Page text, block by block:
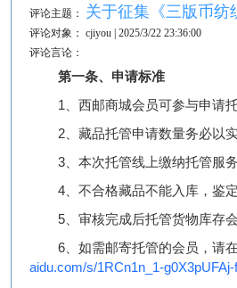
评论主题： 关于征集《三版币纺
评论对象：
cjiyou | 2025/3/22 23:36:00
评论言论：
第一条、申请标准
1、西邮商城会员可参与申请
2、藏品托管申请数量务必以
3、本次托管线上缴纳托管 服
4、不合格藏品不能入库，鉴
5、审核完成后托管货物库存
6、如需邮寄托管的会员，请
aidu.com/s/1RCn1n_1-